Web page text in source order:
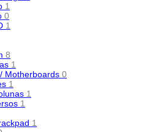
1
0
1
8
1
Motherboards 0
1
1
1
1